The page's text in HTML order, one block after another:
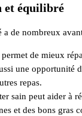
et équilibré
de nombreux
de mieux
une opportunité
repas.
sain peut aider à
et des bons gras